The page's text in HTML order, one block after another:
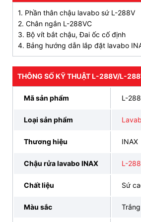
đối mỏng, tăng thêm sự mềm
cho không gian phòng tắm.
Thiết kế lòng chậu sâu giúp
việc thoát nước nhanh chóng.
Giá cả phải chăng với chi phí
hữu chậu rửa chất lượng cao.
CAM KẾT CHÍNH HÃNG, ƯU
TRỢ THANH
TRẢ GÓP 0% LÃI SUẤT, GIAO
ĐẶT HÀNG NGAY
3. Bản vẽ lắp đặt lavabo
288VC kèm chân tường
1. Phần thân chậu lavabo sứ L-288V
2. Chân ngắn L-288VC
3. Bộ vít bắt chậu, Đai ốc cố định
4. Bảng hướng dẫn lắp đặt lavabo
THÔNG SỐ KỸ THUẬT L-288V/L-
Mã sản phẩm L-
Loại sản phẩm
Thương hiệu INAX
Chậu rửa lavabo INAX L-
Chất liệu Sứ
Màu sắc Trắng